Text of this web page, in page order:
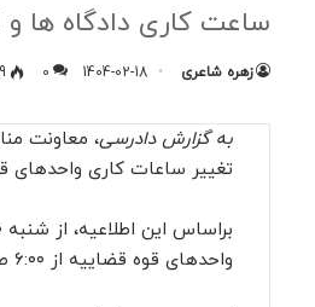
ساعت کاری دادگاه ها و
زهره شاعری 1404-02-18
0
به گزارش دادرسی، معاونت
تغییر ساعات کاری واحدهای
واحدهای قوه قضاییه از ۶:۰۰ صبح تا ۱۳:۰۰ ظهر خواهد بود.